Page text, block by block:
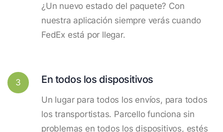
¿Un nuevo estado del paquete? Con
nuestra aplicación siempre verás cuando
FedEx está por llegar.
3 En todos los dispositivos
Un lugar para todos los envíos, para todos
los transportistas. Parcello funciona sin
problemas en todos los dispositivos, estés